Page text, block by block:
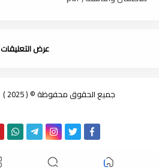
عرض التعليقات
جميع الحقوق محفوظة © ( 2025 )